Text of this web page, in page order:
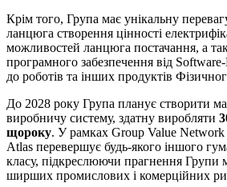
Крім того, Група має унікальну
ланцюга створення цінності
можливостей ланцюга постачання, а
програмного забезпечення від
до роботів та інших продуктів
До 2028 року Група планує створити
виробничу систему, здатну виробляти
щороку. У рамках Group Value Network
Atlas перевершує будь-якого іншого
класу, підкреслюючи прагнення Групи
ширших промислових і комерційних